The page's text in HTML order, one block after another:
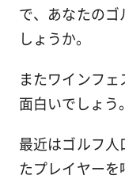
で、あなたの
しょうか。
またワインフ
面白いでしょう。
最近はゴルフ
たプレイヤー